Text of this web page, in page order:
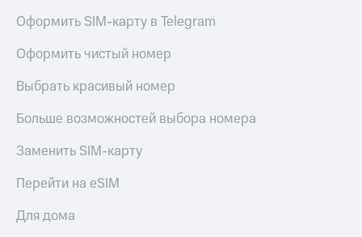
Оформить SIM-карту в Telegram
Оформить чистый номер
Выбрать красивый номер
Больше возможностей выбора номера
Заменить SIM-карту
Перейти на eSIM
Для дома